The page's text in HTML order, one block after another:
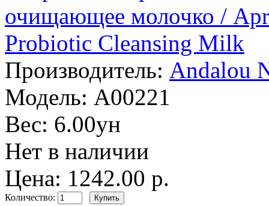
Производитель: Andalou
Модель: A00221
Вес: 6.00ун
Нет в наличии
Цена: 1242.00 р.
Количество: